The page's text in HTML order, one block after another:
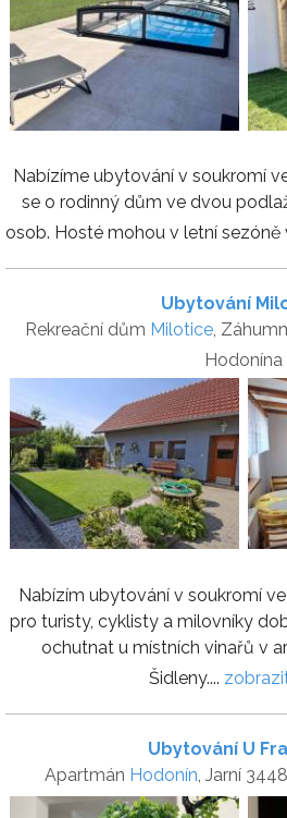
Nabízíme ubytování v soukromí
se o rodinný dům ve dvou
osob. Hosté mohou v letní sezóně
Ubytování
Rekreační dům Milotice,
Hodonína
Nabízím ubytování v soukromí
pro turisty, cyklisty a milovníky
ochutnat u místních vinařů v
Šidleny....
Ubytování U
Apartmán Hodonín , Jarní